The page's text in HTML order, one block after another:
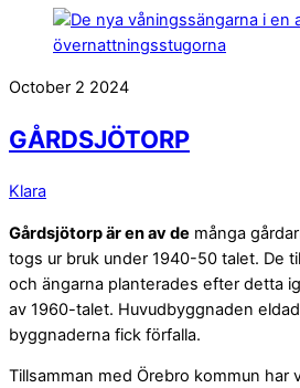
October 2 2024
GÅRDSJÖTORP
Klara
Gårdsjötorp är en av de många
togs ur bruk under 1940-50 talet. De
och ängarna planterades efter detta
av 1960-talet. Huvud­byggnaden
byggnaderna fick förfalla.
Tillsamman med Örebro kommun har